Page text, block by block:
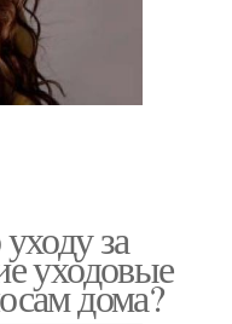
за
уходовые
дома?